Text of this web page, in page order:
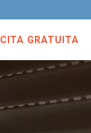
GRATUITA